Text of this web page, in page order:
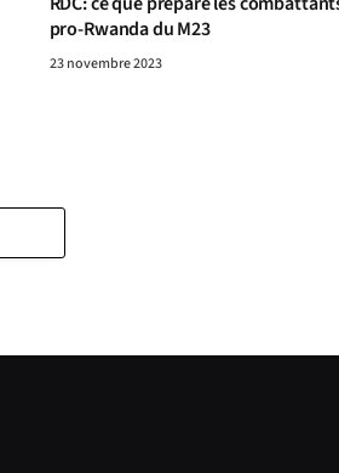
pro-Rwanda du M23
23 novembre 2023